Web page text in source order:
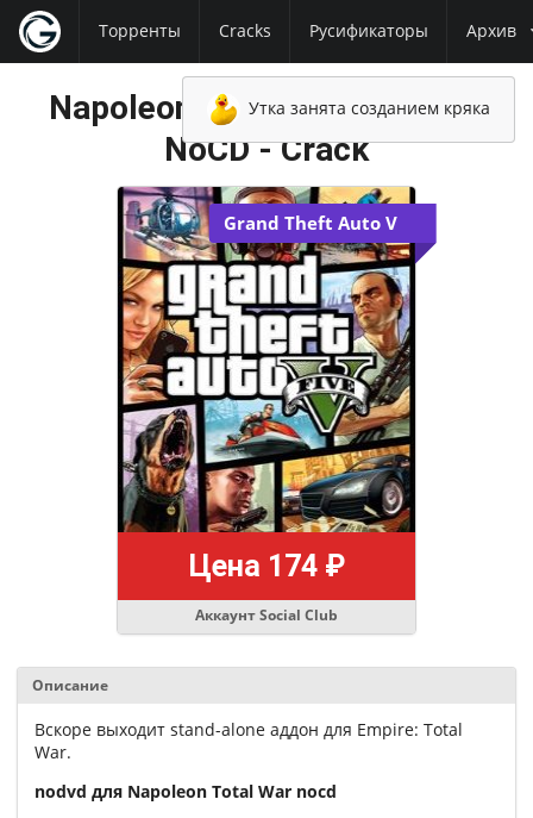
Торренты Cracks Русификаторы Архив
Утка занята созданием кряка
Napoleon Total War NoDVD -
NoCD - Crack
Grand Theft Auto V
Аккаунт Social Club
Цена 174 ₽
Описание
Вскоре выходит stand-alone аддон для Empire: Total
War.
nodvd для Napoleon Total War nocd